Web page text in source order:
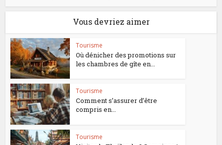
Vous devriez aimer
Tourisme
Où dénicher des promotions sur
les chambres de gîte en...
Tourisme
Comment s’assurer d’être
compris en...
Tourisme